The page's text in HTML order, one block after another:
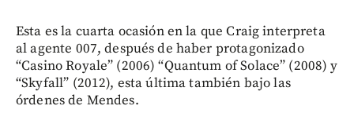
Esta es la cuarta ocasión en la que Craig interpreta
al agente 007, después de haber protagonizado
“Casino Royale” (2006) “Quantum of Solace” (2008) y
“Skyfall” (2012), esta última también bajo las
órdenes de Mendes.